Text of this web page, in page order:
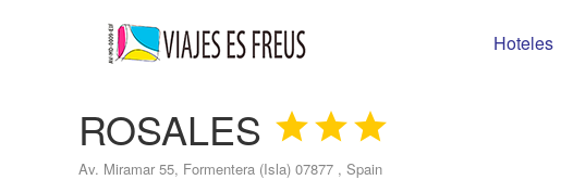
Hoteles
ROSALES 


Av. Miramar 55, Formentera (Isla) 07877 , Spain